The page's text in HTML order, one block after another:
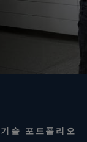
기술 포트폴리오